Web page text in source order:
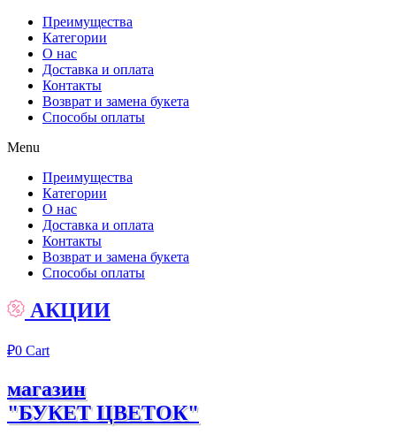
Преимущества
Категории
О нас
Доставка и оплата
Контакты
Возврат и замена букета
Способы оплаты
Menu
Преимущества
Категории
О нас
Доставка и оплата
Контакты
Возврат и замена букета
Способы оплаты
АКЦИИ
₽0 Cart
магазин
"БУКЕТ ЦВЕТОК"